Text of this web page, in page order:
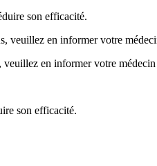
son efficacité.
veuillez en informer votre
veuillez en informer votre
son efficacité.